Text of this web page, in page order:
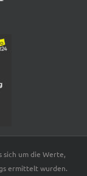
sich um die Werte,
ermittelt wurden.